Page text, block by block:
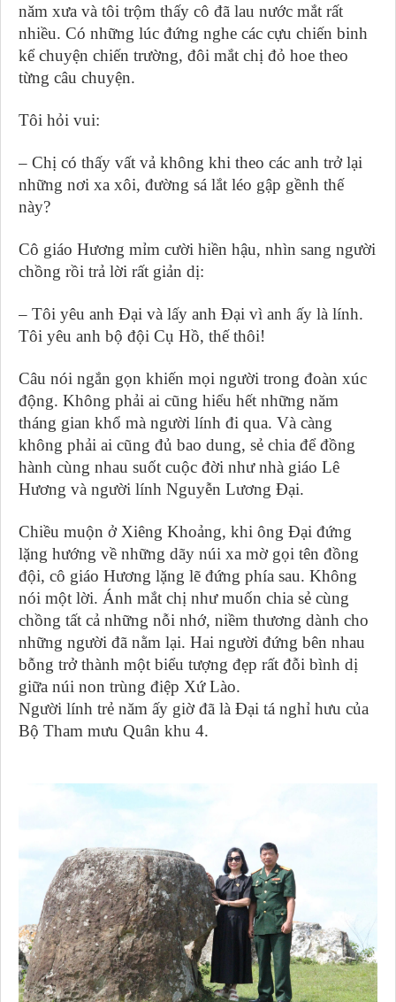
năm xưa và tôi trộm thấy cô đã lau nước mắt rất
nhiều. Có những lúc đứng nghe các cựu chiến binh
kể chuyện chiến trường, đôi mắt chị đỏ hoe theo
từng câu chuyện.
Tôi hỏi vui:
– Chị có thấy vất vả không khi theo các anh trở lại
những nơi xa xôi, đường sá lắt léo gập gềnh thế
này?
Cô giáo Hương mỉm cười hiền hậu, nhìn sang người
chồng rồi trả lời rất giản dị:
– Tôi yêu anh Đại và lấy anh Đại vì anh ấy là lính.
Tôi yêu anh bộ đội Cụ Hồ, thế thôi!
Câu nói ngắn gọn khiến mọi người trong đoàn xúc
động. Không phải ai cũng hiểu hết những năm
tháng gian khổ mà người lính đi qua. Và càng
không phải ai cũng đủ bao dung, sẻ chia để đồng
hành cùng nhau suốt cuộc đời như nhà giáo Lê
Hương và người lính Nguyễn Lương Đại.
Chiều muộn ở Xiêng Khoảng, khi ông Đại đứng
lặng hướng về những dãy núi xa mờ gọi tên đồng
đội, cô giáo Hương lặng lẽ đứng phía sau. Không
nói một lời. Ánh mắt chị như muốn chia sẻ cùng
chồng tất cả những nỗi nhớ, niềm thương dành cho
những người đã nằm lại. Hai người đứng bên nhau
bỗng trở thành một biểu tượng đẹp rất đỗi bình dị
giữa núi non trùng điệp Xứ Lào.
Người lính trẻ năm ấy giờ đã là Đại tá nghỉ hưu của
Bộ Tham mưu Quân khu 4.